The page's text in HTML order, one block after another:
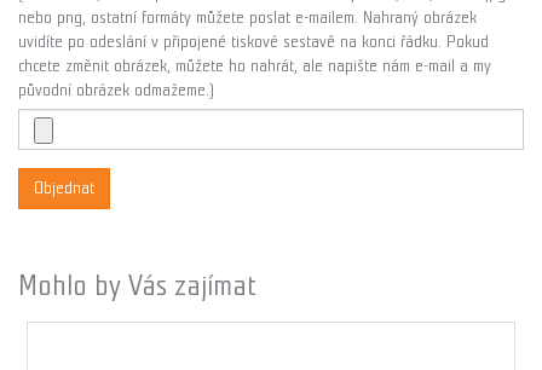
nebo png, ostatní formáty můžete poslat e-mailem. Nahraný obrázek
uvidíte po odeslání v připojené tiskové sestavě na konci řádku. Pokud
chcete změnit obrázek, můžete ho nahrát, ale napište nám e-mail a my
původní obrázek odmažeme.)
Objednat
Mohlo by Vás zajímat